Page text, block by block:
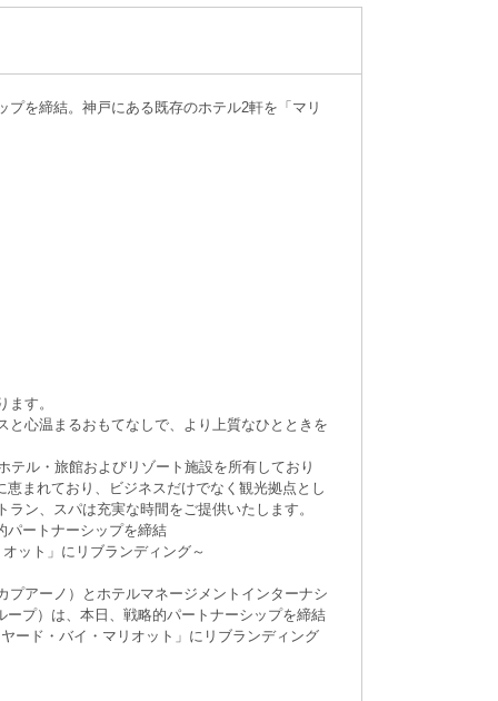
を締結。神戸にある既存のホテル2軒を「マリ
す。
心温まるおもてなしで、より上質なひとときを
ル・旅館およびリゾート施設を所有しており
まれており、ビジネスだけでなく観光拠点とし
ン、スパは充実な時間をご提供いたします。
パートナーシップを締結
ット」にリブランディング～
アーノ）とホテルマネージメントインターナシ
プ）は、本日、戦略的パートナーシップを締結
ード・バイ・マリオット」にリブランディング